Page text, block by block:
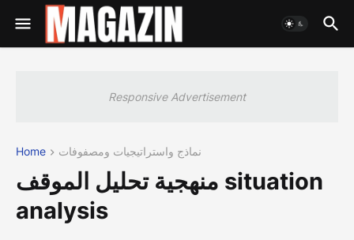
Responsive Advertisement
Home نماذج واستراتيجيات ومصفوفات
منهجية تحليل الموقف situation
analysis